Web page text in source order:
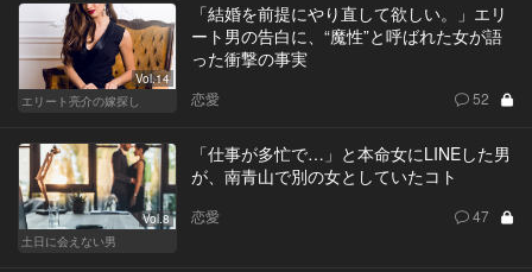
Vol.14
エリート亮介の嫁探し
「結婚を前提にやり直して欲しい。」エリ
ート男の告白に、“魔性”と呼ばれた女が語
った衝撃の事実
恋愛 52
Vol.8
土日に会えない男
「仕事が多忙で…」と本命女にLINEした男
が、南青山で別の女としていたコト
恋愛 47